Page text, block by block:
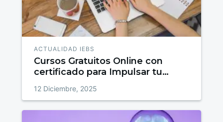
ACTUALIDAD IEBS
Cursos Gratuitos Online con
certificado para Impulsar tu
12 Diciembre, 2025